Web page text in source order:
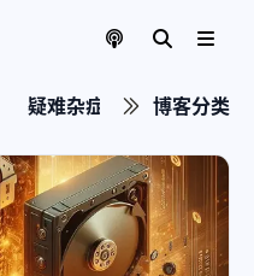
疑难杂症 实用教程
博客分类